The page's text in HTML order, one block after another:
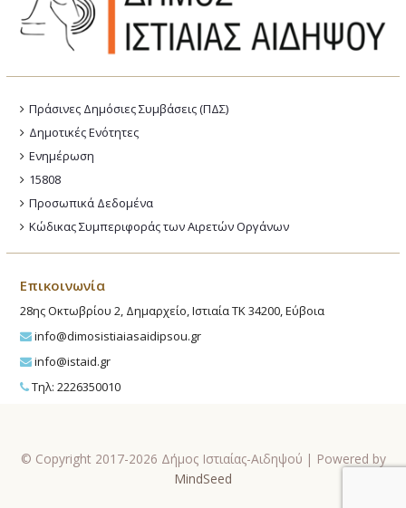
Πράσινες Δημόσιες Συμβάσεις (ΠΔΣ)
Δημοτικές Ενότητες
Ενημέρωση
15808
Προσωπικά Δεδομένα
Κώδικας Συμπεριφοράς των Αιρετών Οργάνων
Επικοινωνία
28ης Οκτωβρίου 2, Δημαρχείο, Ιστιαία ΤΚ 34200, Εύβοια
info@dimosistiaiasaidipsou.gr
info@istaid.gr
Τηλ: 2226350010
© Copyright 2017-2026 Δήμος Ιστιαίας-Αιδηψού | Powered by
MindSeed